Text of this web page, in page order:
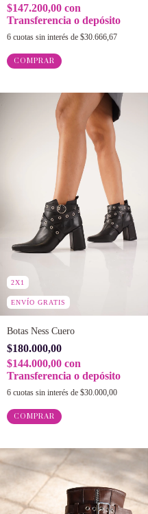
$147.200,00 con
Transferencia o depósito
6 cuotas sin interés de $30.666,67
COMPRAR
2X1
ENVÍO GRATIS
Botas Ness Cuero
$180.000,00
$144.000,00 con
Transferencia o depósito
6 cuotas sin interés de $30.000,00
COMPRAR